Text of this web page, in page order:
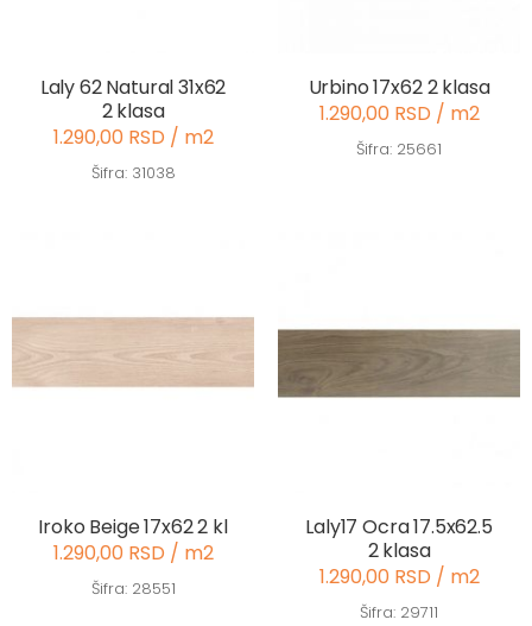
Laly 62 Natural 31x62
2 klasa
1.290,00 RSD / m2
Šifra: 31038
Urbino 17x62 2 klasa
1.290,00 RSD / m2
Šifra: 25661
Iroko Beige 17x62 2 kl
1.290,00 RSD / m2
Šifra: 28551
Laly17 Ocra 17.5x62.5
2 klasa
1.290,00 RSD / m2
Šifra: 29711